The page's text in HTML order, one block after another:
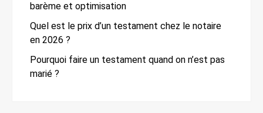
barème et optimisation
Quel est le prix d’un testament chez le notaire
en 2026 ?
Pourquoi faire un testament quand on n’est pas
marié ?